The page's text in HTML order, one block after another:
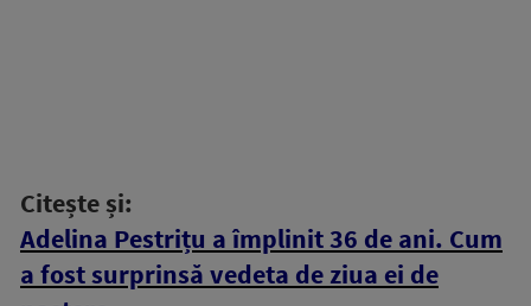
Citește și:
Adelina Pestrițu a împlinit 36 de ani. Cum
a fost surprinsă vedeta de ziua ei de